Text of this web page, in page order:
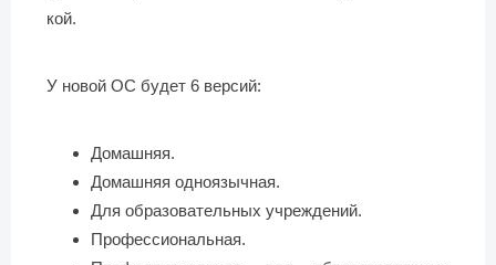
кой.
У новой ОС будет 6 версий:
Домашняя.
Домашняя одноязычная.
Для образовательных учреждений.
Профессиональная.